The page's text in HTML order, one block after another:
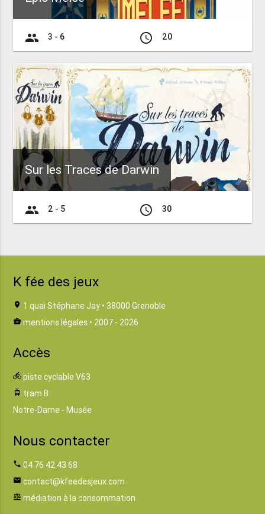
group 3 - 6 access_time 20
Sur les Traces de Darwin
group 2 - 5 access_time 30
K fée des jeux
location_on 1 quai Stéphane Jay • 38000 Grenoble
business_center mentions légales • 2007 - 2026
Accès
directions_bike piste cyclable V63
tram tram B
Notre-Dame - Musée
Nous contacter
phone 04 76 42 43 68
email contact@kfeedesjeux.com
balance médiation à la consommation